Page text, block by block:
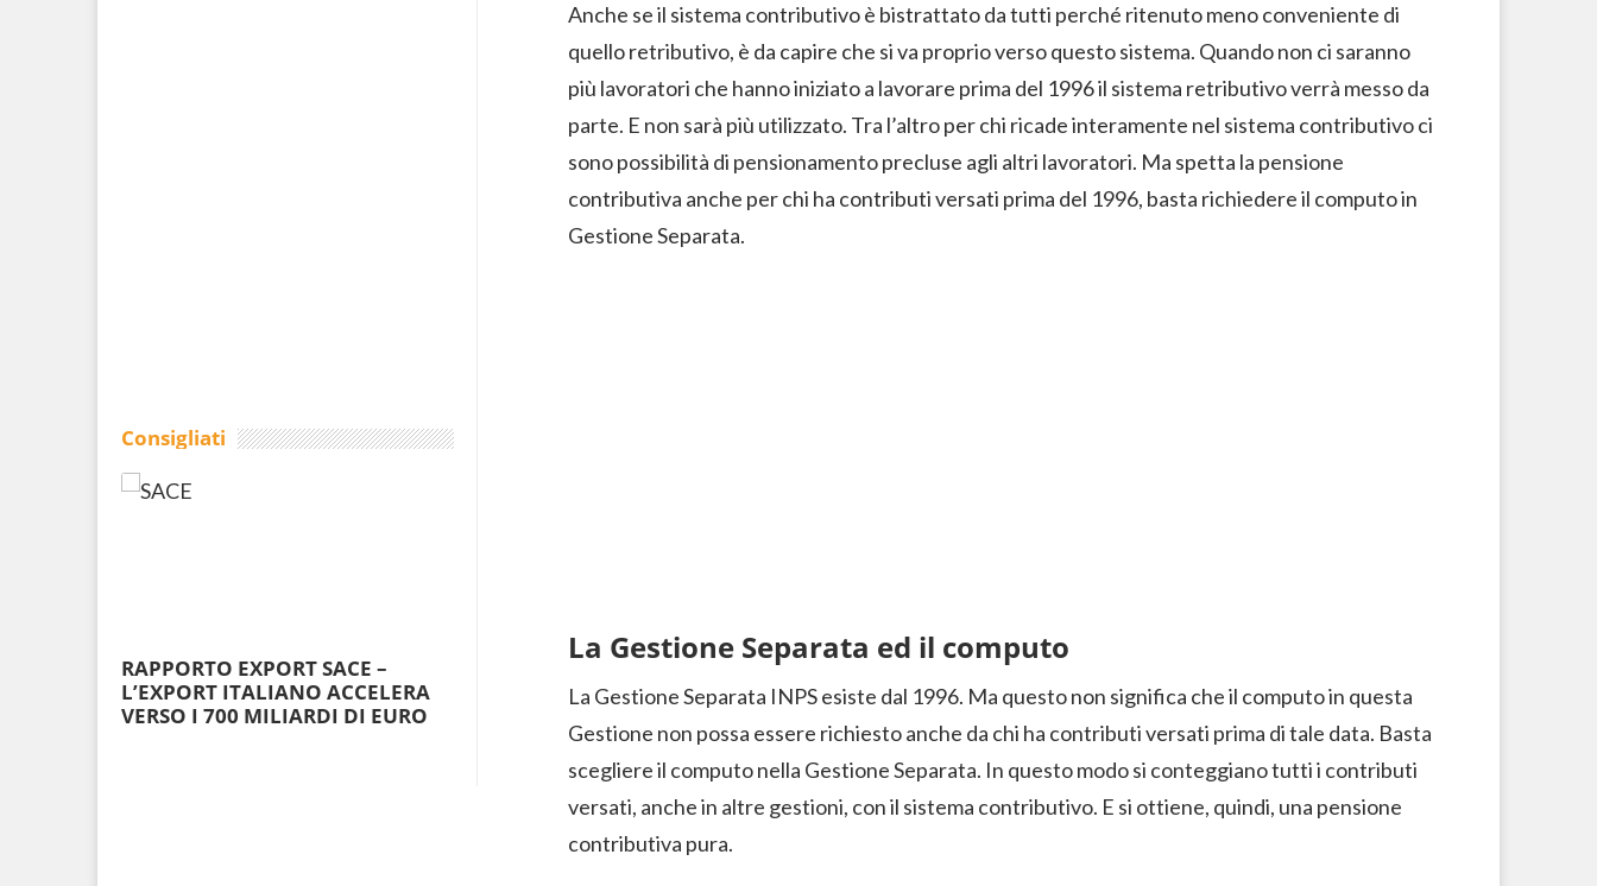
Anche se il sistema contributivo è bistrattato da tutti perché ritenuto meno conveniente di
quello retributivo, è da capire che si va proprio verso questo sistema. Quando non ci saranno
più lavoratori che hanno iniziato a lavorare prima del 1996 il sistema retributivo verrà messo da
parte. E non sarà più utilizzato. Tra l’altro per chi ricade interamente nel sistema contributivo ci
sono possibilità di pensionamento precluse agli altri lavoratori. Ma spetta la pensione
contributiva anche per chi ha contributi versati prima del 1996, basta richiedere il computo in
Gestione Separata.
La Gestione Separata ed il computo
La Gestione Separata INPS esiste dal 1996. Ma questo non significa che il computo in questa
Gestione non possa essere richiesto anche da chi ha contributi versati prima di tale data. Basta
scegliere il computo nella Gestione Separata. In questo modo si conteggiano tutti i contributi
versati, anche in altre gestioni, con il sistema contributivo. E si ottiene, quindi, una pensione
contributiva pura.
Consigliati
RAPPORTO EXPORT SACE –
L’EXPORT ITALIANO ACCELERA
VERSO I 700 MILIARDI DI EURO